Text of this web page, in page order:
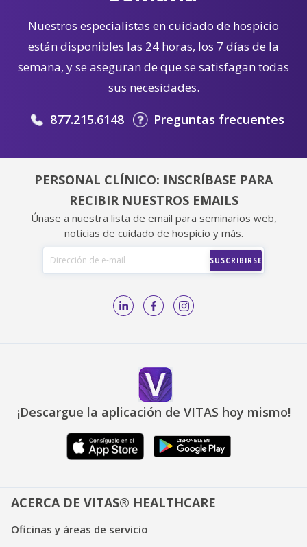
Nuestros especialistas en cuidado de hospicio
están disponibles las 24 horas, los 7 días de la
semana, y se aseguran de que se satisfagan todas
sus necesidades.
877.215.6148 Preguntas frecuentes
PERSONAL CLÍNICO: INSCRÍBASE PARA
RECIBIR NUESTROS EMAILS
Únase a nuestra lista de email para seminarios web,
noticias de cuidado de hospicio y más.
¡Descargue la aplicación de VITAS hoy mismo!
ACERCA DE VITAS® HEALTHCARE
Oficinas y áreas de servicio